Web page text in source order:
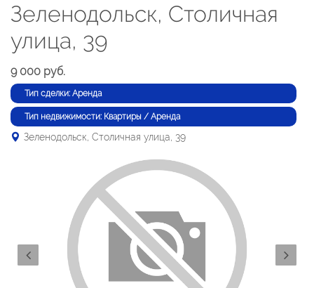
Зеленодольск, Столичная
улица, 39
9 000 руб.
Тип сделки: Аренда
Тип недвижимости: Квартиры / Аренда
Зеленодольск, Столичная улица, 39